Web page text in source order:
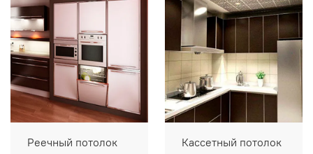
Реечный потолок Кассетный потолок